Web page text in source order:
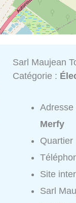
Sarl Maujean
Catégorie :
Merfy
Quartier
Site
Sarl